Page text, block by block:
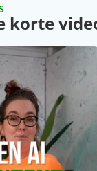
korte